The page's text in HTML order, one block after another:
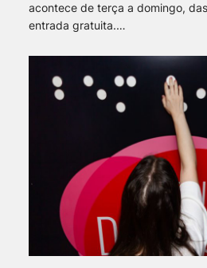
acontece de terça a domingo,
entrada gratuita.…